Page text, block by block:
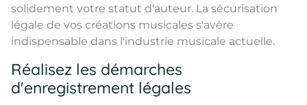
solidement votre statut d'auteur. La sécurisation
légale de vos créations musicales s'avère
indispensable dans l'industrie musicale actuelle.
Réalisez les démarches
d'enregistrement légales